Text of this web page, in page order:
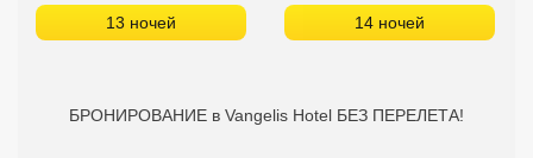
13 ночей 14 ночей
БРОНИРОВАНИЕ в Vangelis Hotel БЕЗ ПЕРЕЛЕТА!